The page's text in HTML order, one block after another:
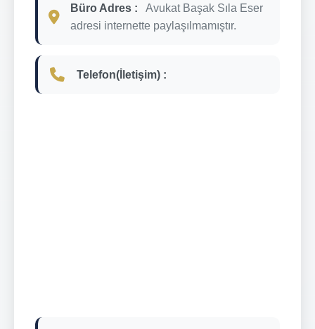
Büro Adres :
Avukat Başak Sıla Eser
adresi internette paylaşılmamıştır.
Telefon(İletişim) :